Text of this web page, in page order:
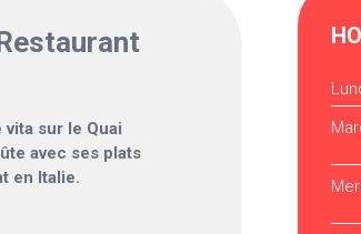
sur le Quai
avec ses plats
en Italie.